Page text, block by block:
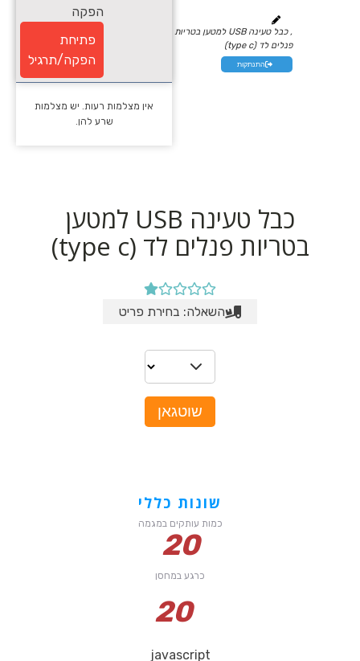
, כבל טעינה USB למטען בטריות
פנלים לד (type c)
התנתקות
הפקה
פתיחת
הפקה/תרגיל
אין מצלמות רעות. יש מצלמות
שרע להן.
כבל טעינה USB למטען
בטריות פנלים לד (type c)
השאלה: בחירת פריט
שוטגאן
שונות כללי
כמות עותקים במגמה
20
כרגע במחסן
20
javascript